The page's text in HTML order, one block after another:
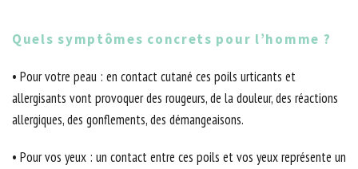
Quels symptômes concrets pour l’homme ?
• Pour votre peau : en contact cutané ces poils urticants et
allergisants vont provoquer des rougeurs, de la douleur, des réactions
allergiques, des gonflements, des démangeaisons.
• Pour vos yeux : un contact entre ces poils et vos yeux représente un